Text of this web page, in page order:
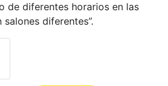
de diferentes horarios en las
salones diferentes”.